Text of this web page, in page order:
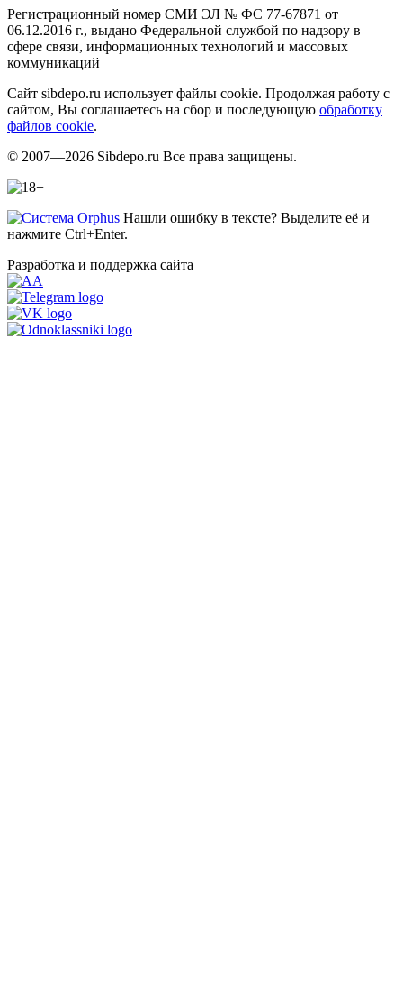
Регистрационный номер СМИ ЭЛ № ФС 77-67871 от
06.12.2016 г., выдано Федеральной службой по надзору в
сфере связи, информационных технологий и массовых
коммуникаций
Сайт sibdepo.ru использует файлы cookie. Продолжая работу с
сайтом, Вы соглашаетесь на сбор и последующую обработку
файлов cookie.
© 2007—2026 Sibdepo.ru Все права защищены.
Нашли ошибку в тексте? Выделите её и
нажмите Ctrl+Enter.
Разработка и поддержка сайта